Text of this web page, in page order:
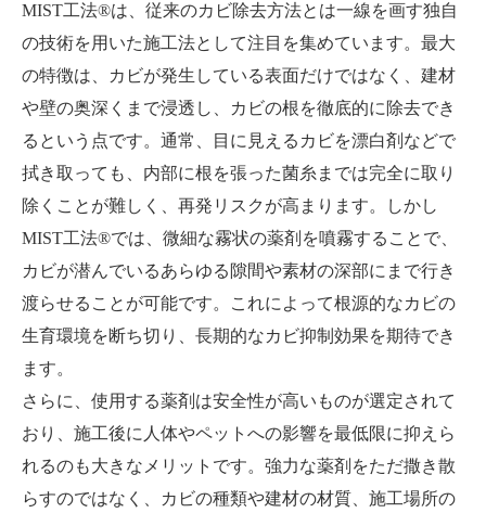
MIST工法®は、従来のカビ除去方法とは一線を画す独自
の技術を用いた施工法として注目を集めています。最大
の特徴は、カビが発生している表面だけではなく、建材
や壁の奥深くまで浸透し、カビの根を徹底的に除去でき
るという点です。通常、目に見えるカビを漂白剤などで
拭き取っても、内部に根を張った菌糸までは完全に取り
除くことが難しく、再発リスクが高まります。しかし
MIST工法®では、微細な霧状の薬剤を噴霧することで、
カビが潜んでいるあらゆる隙間や素材の深部にまで行き
渡らせることが可能です。これによって根源的なカビの
生育環境を断ち切り、長期的なカビ抑制効果を期待でき
ます。
さらに、使用する薬剤は安全性が高いものが選定されて
おり、施工後に人体やペットへの影響を最低限に抑えら
れるのも大きなメリットです。強力な薬剤をただ撒き散
らすのではなく、カビの種類や建材の材質、施工場所の